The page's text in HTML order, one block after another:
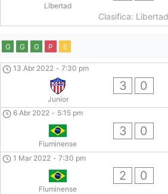
Libertad
Clasifica: Libertad
G G G P E
13 Abr 2022 - 7:30 pm
Junior
3 0
6 Abr 2022 - 5:15 pm
Fluminense
3 0
1 Mar 2022 - 7:30 pm
Fluminense
2 0